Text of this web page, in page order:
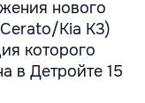
нового
Kia K3)
которого
в Детройте 15